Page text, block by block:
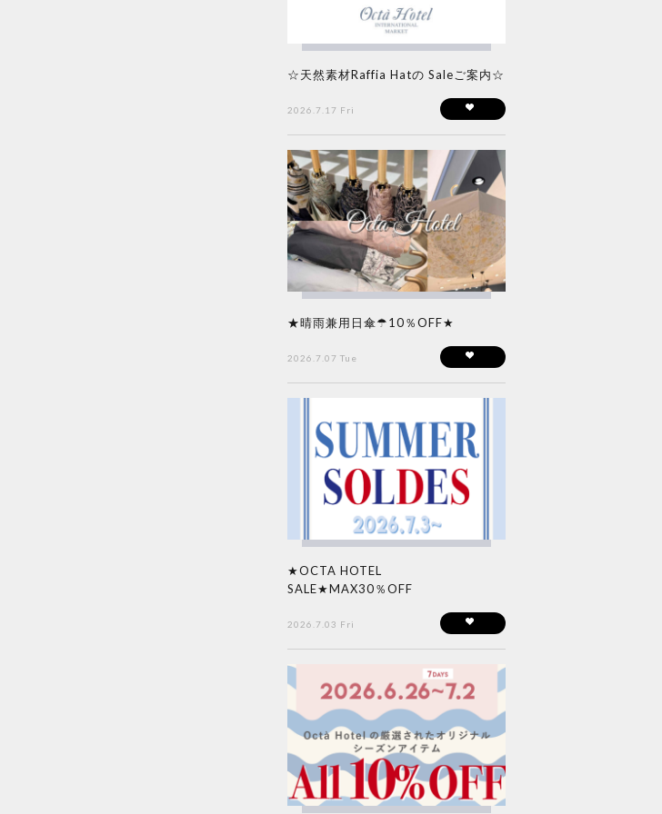
☆天然素材Raffia Hatの Saleご案内☆
2026.7.17 Fri
★晴雨兼用日傘☂10％OFF★
2026.7.07 Tue
★OCTA HOTEL
SALE★MAX30％OFF
2026.7.03 Fri